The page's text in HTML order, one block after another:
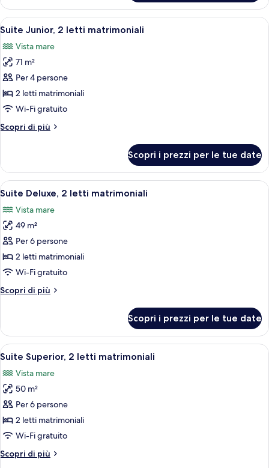
2
letti
matrimoniali,
oceano
Apri
tutte
le
foto
per
Suite
Junior,
letti
Camera d'albergo con due letti, una
7
Suite Junior, 2 letti matrimoniali
Vista mare
71 m²
Per 4 persone
2 letti matrimoniali
Wi-Fi gratuito
Scopri di più
Altri
Junior,
letti
Scopri i prezzi per le tue date
Apri
tutte
le
foto
per
Suite
Deluxe,
letti
Camera d'albergo con due letti, una
8
Suite Deluxe, 2 letti matrimoniali
Vista mare
49 m²
Per 6 persone
2 letti matrimoniali
Wi-Fi gratuito
Scopri di più
Altri
Deluxe,
letti
matrimoniali
Scopri i prezzi per le tue date
Apri
tutte
le
foto
per
Suite
Superior,
letti
Una camera d'albergo con due letti,
8
Suite Superior, 2 letti matrimoniali
Vista mare
50 m²
Per 6 persone
2 letti matrimoniali
Wi-Fi gratuito
Scopri di più
Altri